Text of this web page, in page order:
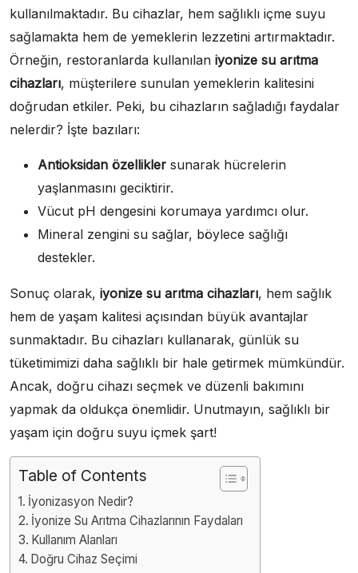
kullanılmaktadır. Bu cihazlar, hem sağlıklı içme suyu
sağlamakta hem de yemeklerin lezzetini artırmaktadır.
Örneğin, restoranlarda kullanılan iyonize su arıtma
cihazları, müşterilere sunulan yemeklerin kalitesini
doğrudan etkiler. Peki, bu cihazların sağladığı faydalar
nelerdir? İşte bazıları:
Antioksidan özellikler sunarak hücrelerin
yaşlanmasını geciktirir.
Vücut pH dengesini korumaya yardımcı olur.
Mineral zengini su sağlar, böylece sağlığı
destekler.
Sonuç olarak, iyonize su arıtma cihazları, hem sağlık
hem de yaşam kalitesi açısından büyük avantajlar
sunmaktadır. Bu cihazları kullanarak, günlük su
tüketimimizi daha sağlıklı bir hale getirmek mümkündür.
Ancak, doğru cihazı seçmek ve düzenli bakımını
yapmak da oldukça önemlidir. Unutmayın, sağlıklı bir
yaşam için doğru suyu içmek şart!
Table of Contents
İyonizasyon Nedir?
İyonize Su Arıtma Cihazlarının Faydaları
Kullanım Alanları
Doğru Cihaz Seçimi